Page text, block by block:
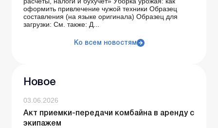
оформить привлечение чужой техники Образец
составления (на языке оригинала) Образец для
загрузки: См. также: Д...
Ко всем новостям
Новое
03.06.2026
Акт приемки-передачи комбайна в аренду с
экипажем